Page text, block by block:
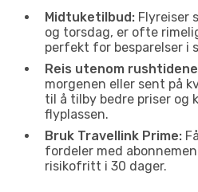
Midtuketilbud: Flyreiser
og torsdag, er ofte
perfekt for besparelser i
Reis utenom
morgenen eller sent på
til å tilby bedre priser og
flyplassen.
Bruk Travellink Prime:
fordeler med
risikofritt i 30 dager.